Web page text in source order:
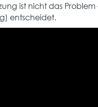
ist nicht das
entscheidet.